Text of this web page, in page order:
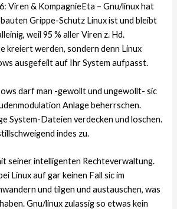
Viren & KompagnieEta – Gnu/linux hat
Grippe-Schutz Linux ist und bleibt
weil 95 % aller Viren z. Hd.
werden, sondern denn Linux
ausgefeilt auf Ihr System aufpasst.
darf man -gewollt und ungewollt- sic
Anlage beherrschen.
System-Dateien verdecken und loschen.
indes zu.
seiner intelligenten Rechteverwaltung.
Linux auf gar keinen Fall sic im
und tilgen und austauschen, was
Gnu/linux zulassig so etwas kein